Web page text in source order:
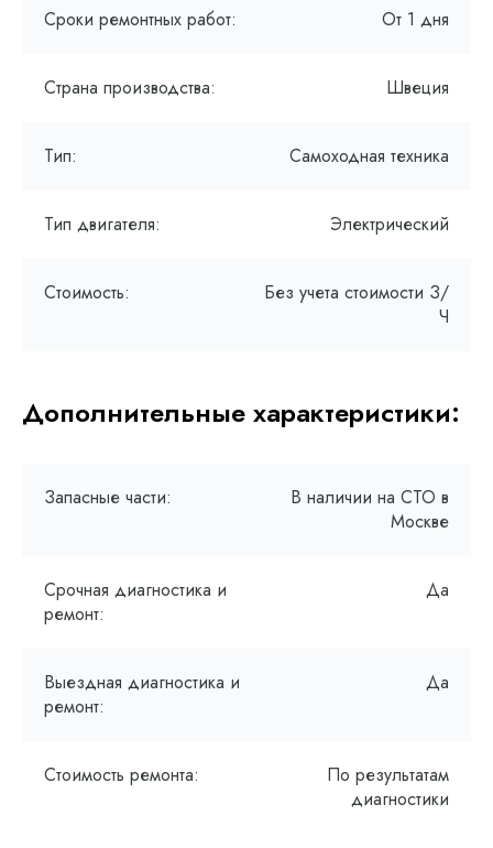
Сроки ремонтных работ: От 1 дня
Страна производства: Швеция
Тип: Самоходная техника
Тип двигателя: Электрический
Стоимость:
Без учета стоимости З/
Ч
Дополнительные характеристики:
Запасные части:
В наличии на СТО в
Москве
Срочная диагностика и
ремонт:
Да
Выездная диагностика и
ремонт:
Да
Стоимость ремонта:
По результатам
диагностики